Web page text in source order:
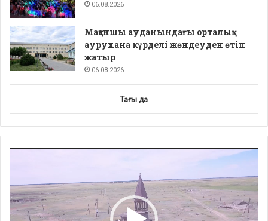
06.08.2026
Мақаншы ауданындағы орталық
аурухана күрделі жөндеуден өтіп
жатыр
06.08.2026
Тағы да